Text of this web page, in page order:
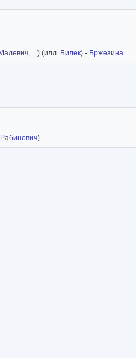
, ...) (илл. Билек) - Бржезина
Рабинович)